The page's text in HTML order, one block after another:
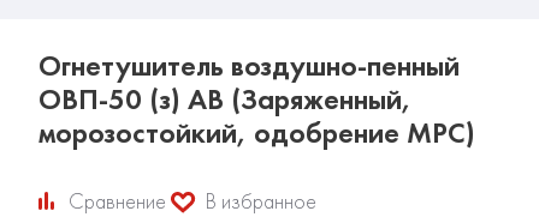
Огнетушитель воздушно-пенный
ОВП-50 (з) АВ (Заряженный,
морозостойкий, одобрение МРС)
Сравнение В избранное